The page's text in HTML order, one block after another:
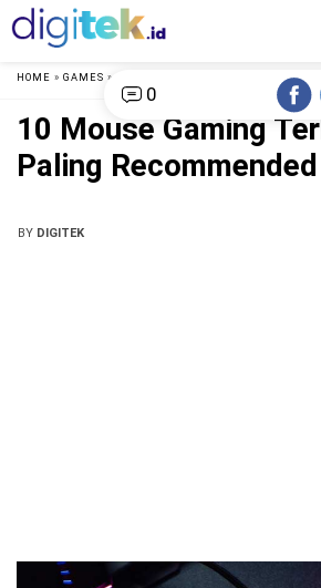
HOME » GAMES »
10 Mouse Gaming
Paling Recommended
BY DIGITEK
0